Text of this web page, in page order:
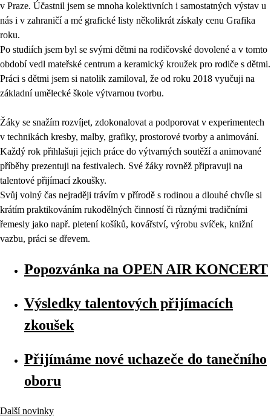
v Praze. Účastnil jsem se mnoha kolektivních i samostatných výstav u
nás i v zahraničí a mé grafické listy několikrát získaly cenu Grafika
roku.
Po studiích jsem byl se svými dětmi na rodičovské dovolené a v tomto
období vedl mateřské centrum a keramický kroužek pro rodiče s dětmi.
Práci s dětmi jsem si natolik zamiloval, že od roku 2018 vyučuji na
základní umělecké škole výtvarnou tvorbu.
Žáky se snažím rozvíjet, zdokonalovat a podporovat v experimentech
v technikách kresby, malby, grafiky, prostorové tvorby a animování.
Každý rok přihlašuji jejich práce do výtvarných soutěží a animované
příběhy prezentuji na festivalech. Své žáky rovněž připravuji na
talentové přijímací zkoušky.
Svůj volný čas nejraději trávím v přírodě s rodinou a dlouhé chvíle si
krátím praktikováním rukodělných činností či různými tradičními
řemesly jako např. pletení košíků, kovářství, výrobu svíček, knižní
vazbu, práci se dřevem.
Popozvánka na OPEN AIR KONCERT
Výsledky talentových přijímacích
zkoušek
Přijímáme nové uchazeče do tanečního
oboru
Další novinky